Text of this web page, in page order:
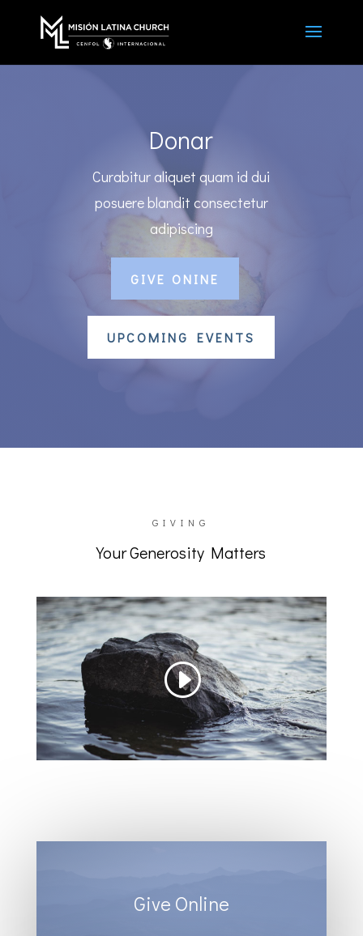
Donar
Curabitur aliquet quam id dui
posuere blandit consectetur
adipiscing
GIVE ONINE
UPCOMING EVENTS
GIVING
Your Generosity Matters
Give Online